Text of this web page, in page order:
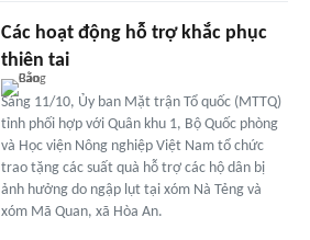
Các hoạt động hỗ trợ khắc phục
thiên tai
Sáng 11/10, Ủy ban Mặt trận Tổ quốc (MTTQ)
tỉnh phối hợp với Quân khu 1, Bộ Quốc phòng
và Học viện Nông nghiệp Việt Nam tổ chức
trao tặng các suất quà hỗ trợ các hộ dân bị
ảnh hưởng do ngập lụt tại xóm Nà Tẻng và
xóm Mã Quan, xã Hòa An.